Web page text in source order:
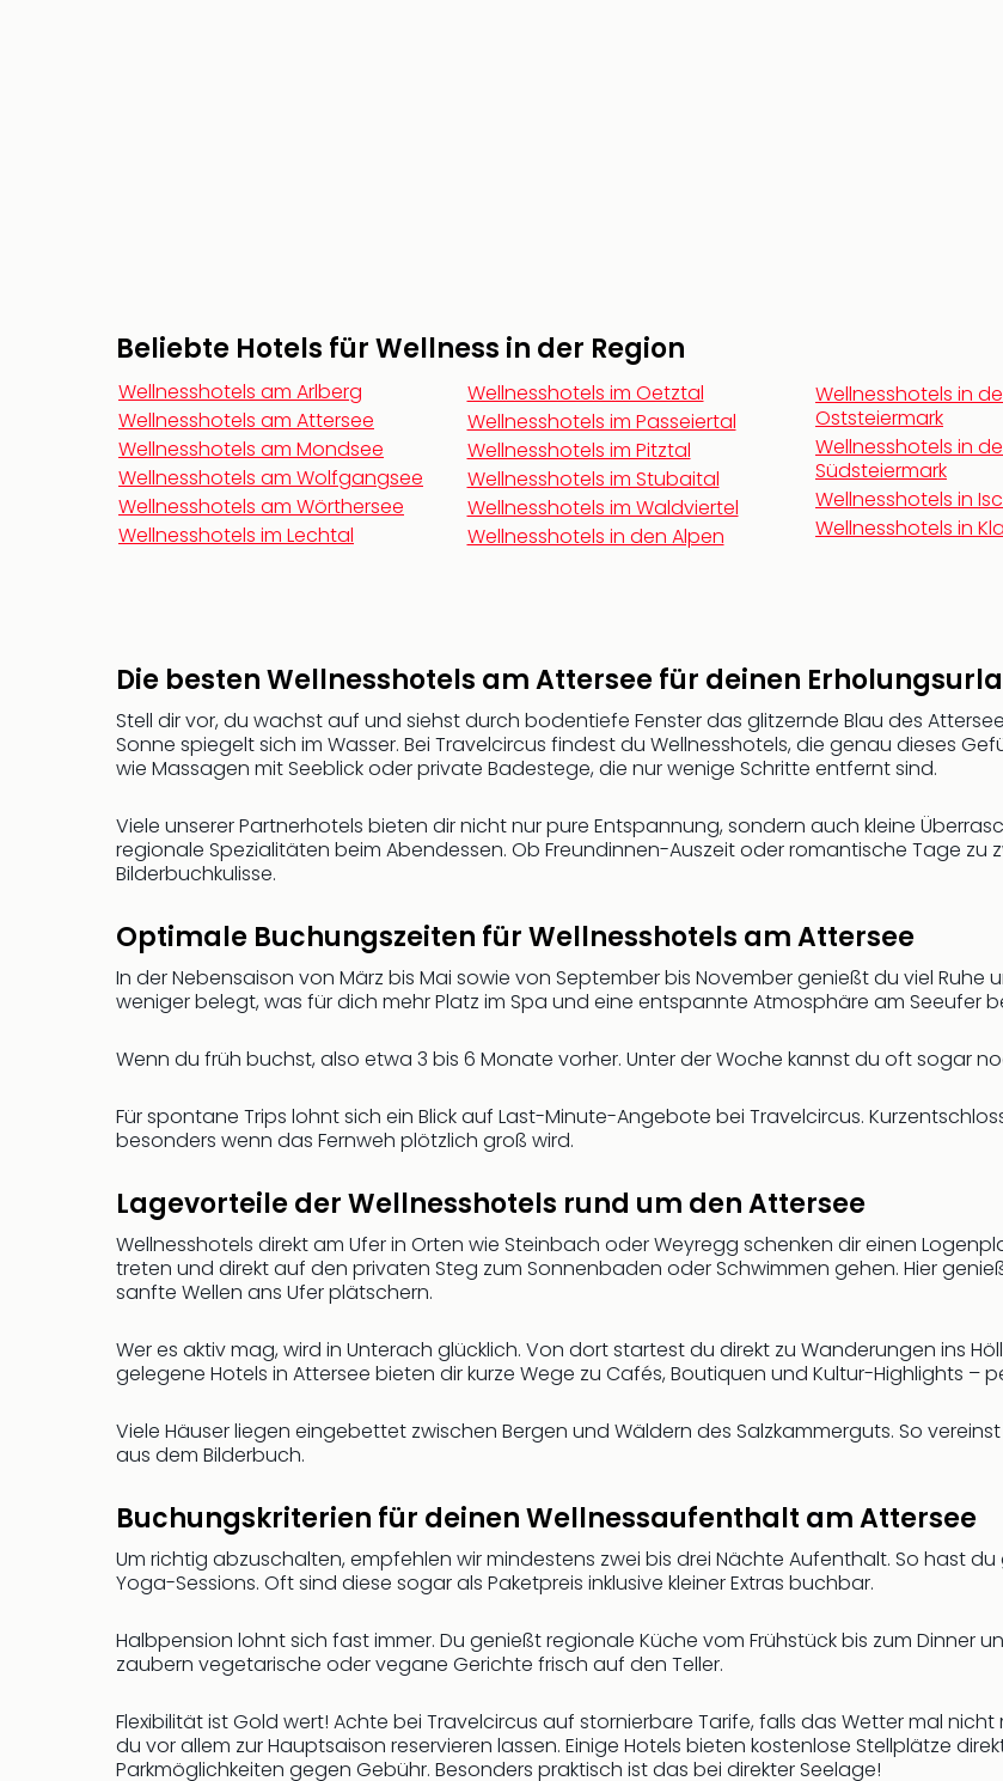
Beliebte Hotels für Wellness in der Region
Wellnesshotels am Arlberg
Wellnesshotels am Attersee
Wellnesshotels am Mondsee
Wellnesshotels am Wolfgangsee
Wellnesshotels am Wörthersee
Wellnesshotels im Lechtal
Wellnesshotels im Oetztal
Wellnesshotels im Passeiertal
Wellnesshotels im Pitztal
Wellnesshotels im Stubaital
Wellnesshotels im Waldviertel
Wellnesshotels in den Alpen
Wellnesshotels in
Oststeiermark
Wellnesshotels in
Südsteiermark
Wellnesshotels in
Wellnesshotels in
Die besten Wellnesshotels am Attersee für deinen
Stell dir vor, du wachst auf und siehst durch bodentiefe Fenster das glitzernde Blau des
Sonne spiegelt sich im Wasser. Bei Travelcircus findest du Wellnesshotels, die genau dieses
wie Massagen mit Seeblick oder private Badestege, die nur wenige Schritte entfernt sind.
Viele unserer Partnerhotels bieten dir nicht nur pure Entspannung, sondern auch kleine
regionale Spezialitäten beim Abendessen. Ob Freundinnen-Auszeit oder romantische Tage zu
Bilderbuchkulisse.
Optimale Buchungszeiten für Wellnesshotels am Attersee
In der Nebensaison von März bis Mai sowie von September bis November genießt du viel Ruhe
weniger belegt, was für dich mehr Platz im Spa und eine entspannte Atmosphäre am Seeufer
Wenn du früh buchst, also etwa 3 bis 6 Monate vorher. Unter der Woche kannst du oft sogar
Für spontane Trips lohnt sich ein Blick auf Last-Minute-Angebote bei Travelcircus.
besonders wenn das Fernweh plötzlich groß wird.
Lagevorteile der Wellnesshotels rund um den Attersee
Wellnesshotels direkt am Ufer in Orten wie Steinbach oder Weyregg schenken dir einen
treten und direkt auf den privaten Steg zum Sonnenbaden oder Schwimmen gehen. Hier
sanfte Wellen ans Ufer plätschern.
Wer es aktiv mag, wird in Unterach glücklich. Von dort startest du direkt zu Wanderungen ins
gelegene Hotels in Attersee bieten dir kurze Wege zu Cafés, Boutiquen und Kultur-Highlights –
Viele Häuser liegen eingebettet zwischen Bergen und Wäldern des Salzkammerguts. So
aus dem Bilderbuch.
Buchungskriterien für deinen Wellnessaufenthalt am Attersee
Um richtig abzuschalten, empfehlen wir mindestens zwei bis drei Nächte Aufenthalt. So hast
Yoga-Sessions. Oft sind diese sogar als Paketpreis inklusive kleiner Extras buchbar.
Halbpension lohnt sich fast immer. Du genießt regionale Küche vom Frühstück bis zum Dinner
zaubern vegetarische oder vegane Gerichte frisch auf den Teller.
Flexibilität ist Gold wert! Achte bei Travelcircus auf stornierbare Tarife, falls das Wetter mal
du vor allem zur Hauptsaison reservieren lassen. Einige Hotels bieten kostenlose Stellplätze
Parkmöglichkeiten gegen Gebühr. Besonders praktisch ist das bei direkter Seelage!